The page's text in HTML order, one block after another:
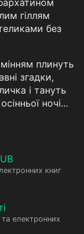
гіллям
без
плинуть
згадки,
і тануть
ночі...
книг
електронних